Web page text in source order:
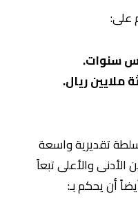
على:
سنوات.
ملايين ريال.
تقديرية واسعة
الأدنى والأعلى تبعاً
أن يحكم بـ: